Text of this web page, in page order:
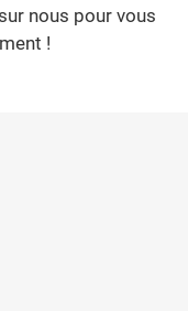
nous pour vous
!